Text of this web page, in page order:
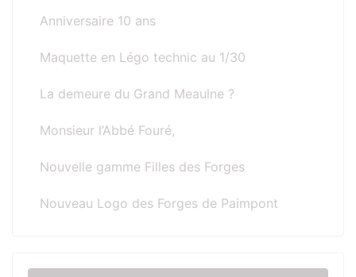
Anniversaire 10 ans
Maquette en Légo technic au 1/30
La demeure du Grand Meaulne ?
Monsieur l’Abbé Fouré,
Nouvelle gamme Filles des Forges
Nouveau Logo des Forges de Paimpont